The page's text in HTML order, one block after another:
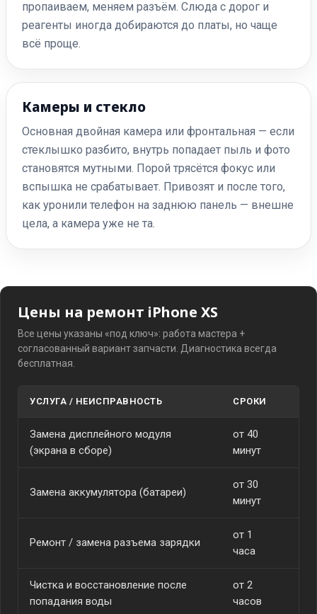
пропаиваем, меняем разъём. Слюда с дорог и
реагенты иногда добираются до платы, но чаще
всё проще.
Камеры и стекло
Основная двойная камера или фронтальная — если
стеклышко разбито, внутрь попадает пыль и фото
становятся мутными. Порой трясётся фокус или
вспышка не срабатывает. Привозят и после того,
как уронили телефон на заднюю панель — внешне
цела, а камера уже не та.
Цены на ремонт iPhone XS
Все цены указаны «под ключ»: работа мастера +
согласованный вариант запчасти. Диагностика всегда
бесплатная.
УСЛУГА / НЕИСПРАВНОСТЬ СРОКИ
Замена дисплейного модуля
(экрана в сборе)
от 40
минут
Замена аккумулятора (батареи)
от 30
минут
Ремонт / замена разъема зарядки
от 1
часа
Чистка и восстановление после
попадания воды
от 2
часов